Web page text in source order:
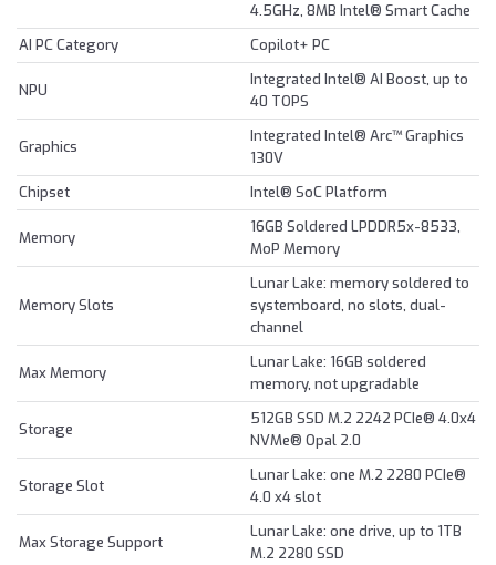
4.5GHz, 8MB Intel® Smart Cache
AI PC Category
Copilot+ PC
NPU
Integrated Intel® AI Boost, up to
40 TOPS
Graphics
Integrated Intel® Arc™ Graphics
130V
Chipset
Intel® SoC Platform
Memory
16GB Soldered LPDDR5x-8533,
MoP Memory
Memory Slots
Lunar Lake: memory soldered to
systemboard, no slots, dual-
channel
Max Memory
Lunar Lake: 16GB soldered
memory, not upgradable
Storage
512GB SSD M.2 2242 PCIe® 4.0x4
NVMe® Opal 2.0
Storage Slot
Lunar Lake: one M.2 2280 PCIe®
4.0 x4 slot
Max Storage Support
Lunar Lake: one drive, up to 1TB
M.2 2280 SSD